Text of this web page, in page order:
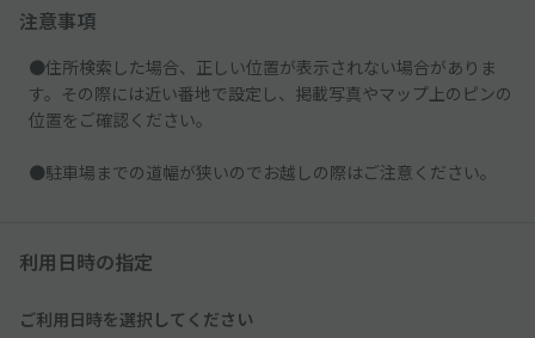
注意事項
●住所検索した場合、正しい位置が表示されない場合がありま
す。その際には近い番地で設定し、掲載写真やマップ上のピンの
位置をご確認ください。
●駐車場までの道幅が狭いのでお越しの際はご注意ください。
利用日時の指定
ご利用日時を選択してください